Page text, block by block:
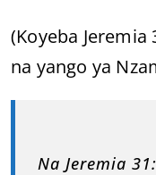
(Koyeba
na yango ya
Na Jeremia